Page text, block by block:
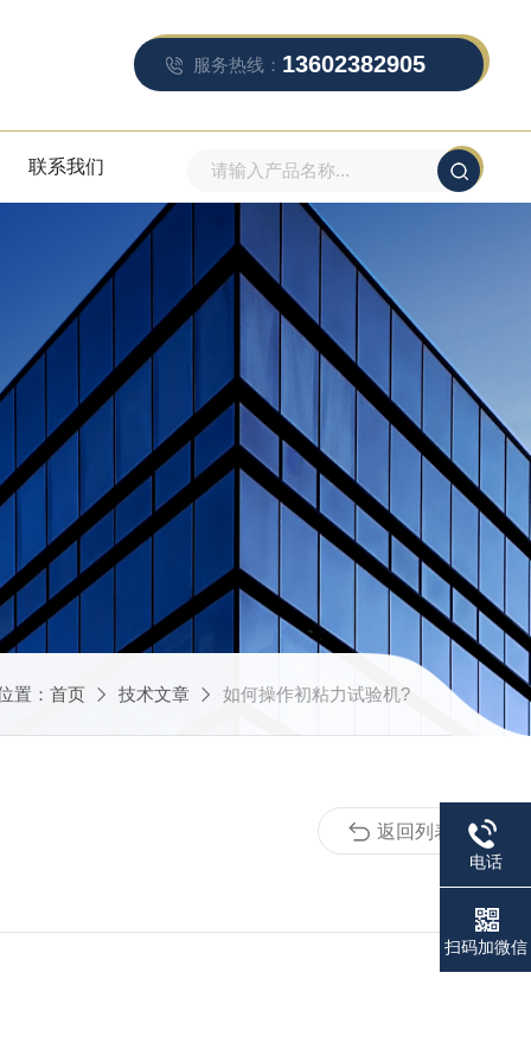
服务热线： 13602382905
联系我们
置： 首页 技术文章 如何操作初粘力试验机?
返回列表
电话
扫码加微信